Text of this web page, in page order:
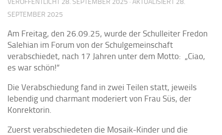
SEPTEMBER 2025
Am Freitag, den 26.09.25, wurde der Schulleiter Fredon
Salehian im Forum von der Schulgemeinschaft
verabschiedet, nach 17 Jahren unter dem Motto: „Ciao,
es war schön!“
Die Verabschiedung fand in zwei Teilen statt, jeweils
lebendig und charmant moderiert von Frau Süs, der
Konrektorin.
Zuerst verabschiedeten die Mosaik-Kinder und die